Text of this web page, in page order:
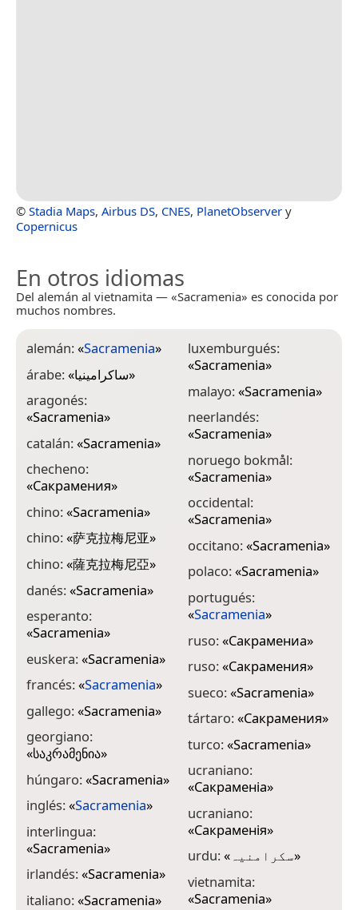
© Stadia Maps, Airbus DS, CNES, PlanetObserver y
Copernicus
En otros idiomas
Del alemán al vietnamita — «Sacramenia» es conocida por
muchos nombres.
alemán:«Sacramenia»
árabe:«ساكرامينيا»
aragonés:
«Sacramenia»
catalán:«Sacramenia»
checheno:
«Сакрамения»
chino:«Sacramenia»
chino:«萨克拉梅尼亚»
chino:«薩克拉梅尼亞»
danés:«Sacramenia»
esperanto:
«Sacramenia»
euskera:«Sacramenia»
francés:«Sacramenia»
gallego:«Sacramenia»
georgiano:
«საკრამენია»
húngaro:«Sacramenia»
inglés:«Sacramenia»
interlingua:
«Sacramenia»
irlandés:«Sacramenia»
italiano:«Sacramenia»
luxemburgués:
«Sacramenia»
malayo:«Sacramenia»
neerlandés:
«Sacramenia»
noruego bokmål:
«Sacramenia»
occidental:
«Sacramenia»
occitano:«Sacramenia»
polaco:«Sacramenia»
portugués:
«Sacramenia»
ruso:«Сакрамениа»
ruso:«Сакрамения»
sueco:«Sacramenia»
tártaro:«Сакрамения»
turco:«Sacramenia»
ucraniano:
«Сакраменіа»
ucraniano:
«Сакраменія»
urdu:«سکرامنیہ»
vietnamita:
«Sacramenia»